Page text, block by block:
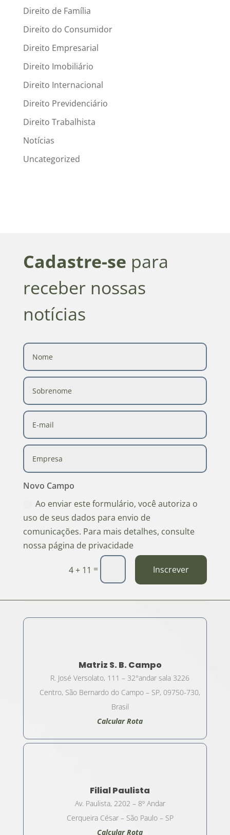
Direito de Família
Direito do Consumidor
Direito Empresarial
Direito Imobiliário
Direito Internacional
Direito Previdenciário
Direito Trabalhista
Notícias
Uncategorized
Cadastre-se para
receber nossas
notícias
Novo Campo
Ao enviar este formulário, você autoriza o
uso de seus dados para envio de
comunicações. Para mais detalhes, consulte
nossa página de privacidade
4 + 11 = Inscrever
Matriz S. B. Campo
R. José Versolato, 111 – 32°andar sala 3226
Centro, São Bernardo do Campo – SP, 09750-730,
Brasil
Calcular Rota
Filial Paulista
Av. Paulista, 2202 – 8º Andar
Cerqueira César – São Paulo – SP
Calcular Rota